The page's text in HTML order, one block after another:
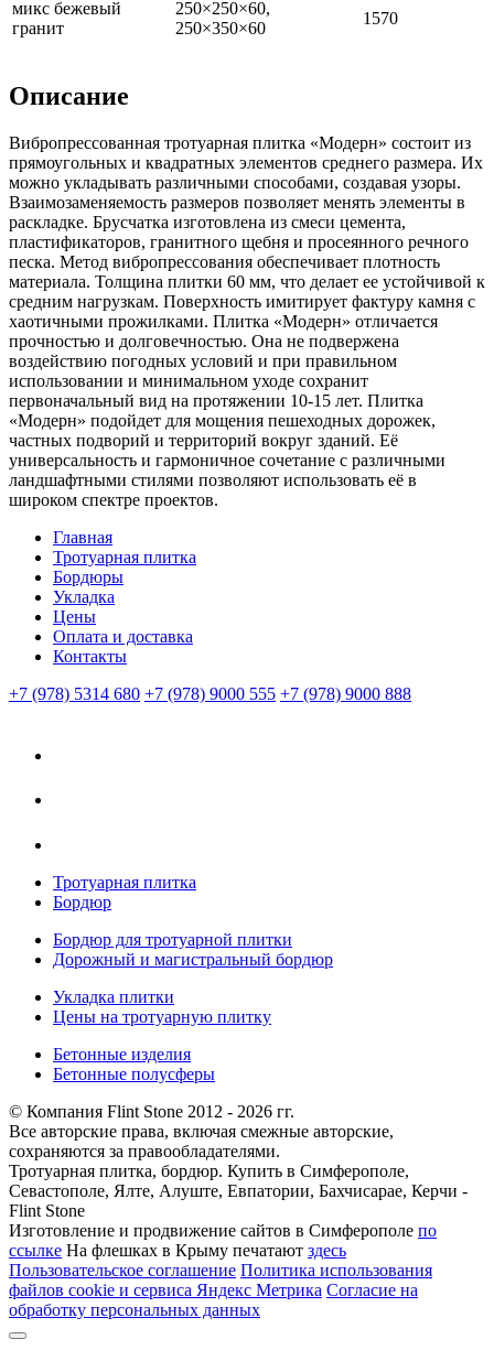
микс бежевый
гранит
250×250×60,
250×350×60
1570
Описание
Вибропрессованная тротуарная плитка «Модерн» состоит из
прямоугольных и квадратных элементов среднего размера. Их
можно укладывать различными способами, создавая узоры.
Взаимозаменяемость размеров позволяет менять элементы в
раскладке. Брусчатка изготовлена из смеси цемента,
пластификаторов, гранитного щебня и просеянного речного
песка. Метод вибропрессования обеспечивает плотность
материала. Толщина плитки 60 мм, что делает ее устойчивой к
средним нагрузкам. Поверхность имитирует фактуру камня с
хаотичными прожилками. Плитка «Модерн» отличается
прочностью и долговечностью. Она не подвержена
воздействию погодных условий и при правильном
использовании и минимальном уходе сохранит
первоначальный вид на протяжении 10-15 лет. Плитка
«Модерн» подойдет для мощения пешеходных дорожек,
частных подворий и территорий вокруг зданий. Её
универсальность и гармоничное сочетание с различными
ландшафтными стилями позволяют использовать её в
широком спектре проектов.
Главная
Тротуарная плитка
Бордюры
Укладка
Цены
Оплата и доставка
Контакты
+7 (978) 5314 680 +7 (978) 9000 555 +7 (978) 9000 888
Тротуарная плитка
Бордюр
Бордюр для тротуарной плитки
Дорожный и магистральный бордюр
Укладка плитки
Цены на тротуарную плитку
Бетонные изделия
Бетонные полусферы
© Компания Flint Stone 2012 - 2026 гг.
Все авторские права, включая смежные авторские,
сохраняются за правообладателями.
Тротуарная плитка, бордюр. Купить в Симферополе,
Севастополе, Ялте, Алуште, Евпатории, Бахчисарае, Керчи -
Flint Stone
Изготовление и продвижение сайтов в Симферополе по
ссылке На флешках в Крыму печатают здесь
Пользовательское соглашение Политика использования
файлов cookie и сервиса Яндекс Метрика Согласие на
обработку персональных данных